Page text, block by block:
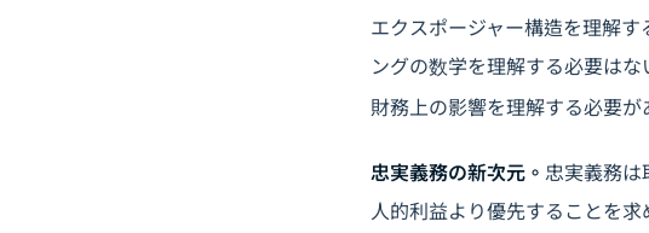
エクスポージャー構造を理解
ングの数学を理解する必要は
財務上の影響を理解する必要が
忠実義務の新次元。 忠実義務は
人的利益より優先することを